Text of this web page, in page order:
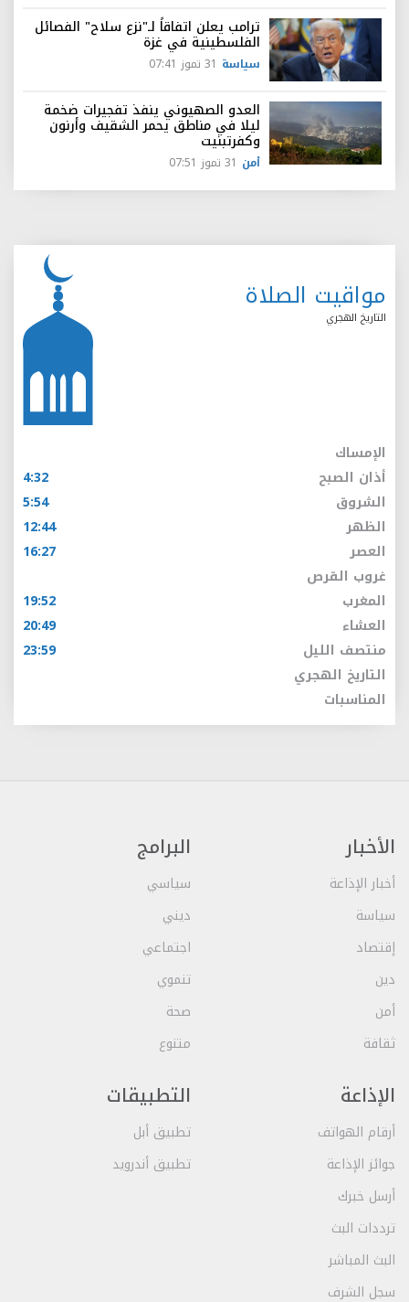
ترامب يعلن اتفاقاً لـ"نزع سلاح" الفصائل
الفلسطينية في غزة
سياسة 31 تموز 07:41
العدو الصهيوني ينفذ تفجيرات ضخمة
ليلا في مناطق يحمر الشقيف وأرنون
وكفرتبنيت
أمن 31 تموز 07:51
مواقيت الصلاة
التاريخ الهجري
الإمساك
أذان الصبح
4:32
الشروق
5:54
الظهر
12:44
العصر
16:27
غروب القرص
المغرب
19:52
العشاء
20:49
منتصف الليل
23:59
التاريخ الهجري
المناسبات
الأخبار
أخبار الإذاعة
سياسة
إقتصاد
دين
أمن
ثقافة
البرامج
سياسي
ديني
اجتماعي
تنموي
صحة
متنوع
الإذاعة
أرقام الهواتف
جوائز الإذاعة
أرسل خبرك
ترددات البث
البث المباشر
سجل الشرف
التطبيقات
تطبيق أبل
تطبيق أندرويد